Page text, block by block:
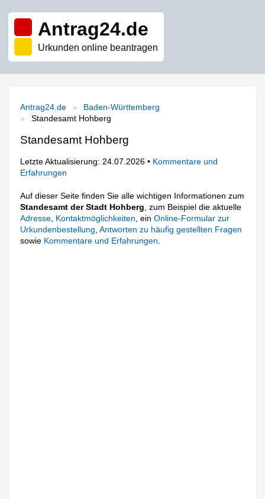
Antrag24.de
Urkunden online beantragen
Antrag24.de
Baden-Württemberg
Standesamt Hohberg
Standesamt Hohberg
Letzte Aktualisierung: 24.07.2026 • Kommentare und
Erfahrungen
Auf dieser Seite finden Sie alle wichtigen Informationen zum
Standesamt der Stadt Hohberg , zum Beispiel die aktuelle
Adresse Kontaktmöglichkeiten , einOnline-Formular zur
Urkundenbestellung ,Antworten zu häufig gestellten Fragen
sowie Kommentare und Erfahrungen